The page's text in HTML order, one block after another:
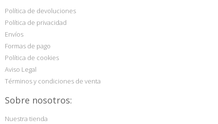
Política de devoluciones
Política de privacidad
Envíos
Formas de pago
Política de cookies
Aviso Legal
Términos y condiciones de venta
Sobre nosotros:
Nuestra tienda